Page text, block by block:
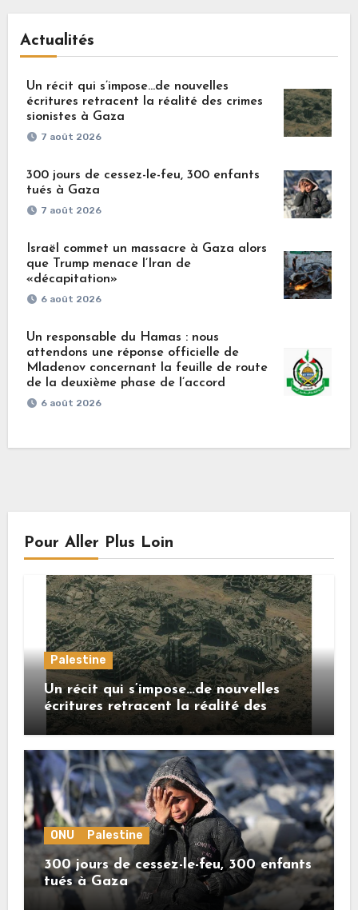
Actualités
Un récit qui s’impose…de nouvelles
écritures retracent la réalité des crimes
sionistes à Gaza
7 août 2026
300 jours de cessez-le-feu, 300 enfants
tués à Gaza
7 août 2026
Israël commet un massacre à Gaza alors
que Trump menace l’Iran de
«décapitation»
6 août 2026
Un responsable du Hamas : nous
attendons une réponse officielle de
Mladenov concernant la feuille de route
de la deuxième phase de l’accord
6 août 2026
Pour Aller Plus Loin
Palestine
Un récit qui s’impose…de nouvelles
écritures retracent la réalité des
crimes sionistes à Gaza
ONU Palestine
300 jours de cessez-le-feu, 300 enfants
tués à Gaza